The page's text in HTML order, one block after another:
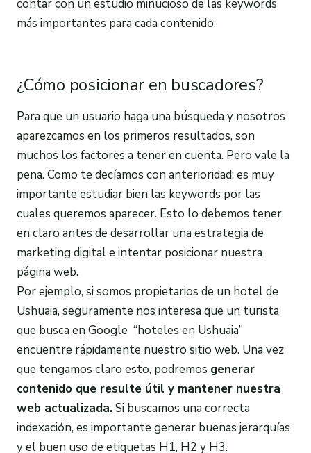
contar con un estudio minucioso de las keywords
más importantes para cada contenido.
¿Cómo posicionar en buscadores?
Para que un usuario haga una búsqueda y nosotros
aparezcamos en los primeros resultados, son
muchos los factores a tener en cuenta. Pero vale la
pena. Como te decíamos con anterioridad: es muy
importante estudiar bien las keywords por las
cuales queremos aparecer. Esto lo debemos tener
en claro antes de desarrollar una estrategia de
marketing digital e intentar posicionar nuestra
página web.
Por ejemplo, si somos propietarios de un hotel de
Ushuaia, seguramente nos interesa que un turista
que busca en Google “hoteles en Ushuaia”
encuentre rápidamente nuestro sitio web. Una vez
que tengamos claro esto, podremos generar
contenido que resulte útil y mantener nuestra
web actualizada.Si buscamos una correcta
indexación, es importante generar buenas jerarquías
y el buen uso de etiquetas H1, H2 y H3.